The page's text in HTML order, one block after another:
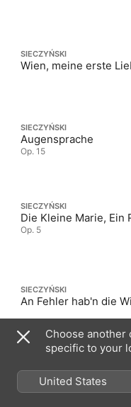
SIECZYŃSKI
Wien, meine erste
SIECZYŃSKI
Augensprache
Op. 15
SIECZYŃSKI
Die Kleine Marie, Ein
Op. 5
SIECZYŃSKI
An Fehler hab'n die
Choose
specific to your
United States